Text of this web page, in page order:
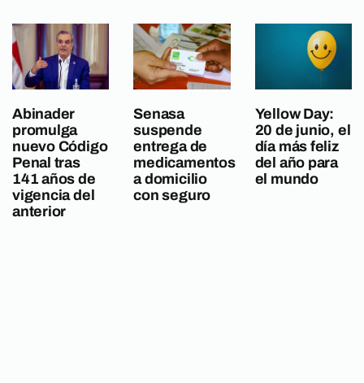
Abinader
promulga
nuevo Código
Penal tras
141 años de
vigencia del
anterior
Senasa
suspende
entrega de
medicamentos
a domicilio
con seguro
Yellow Day:
20 de junio, el
día más feliz
del año para
el mundo